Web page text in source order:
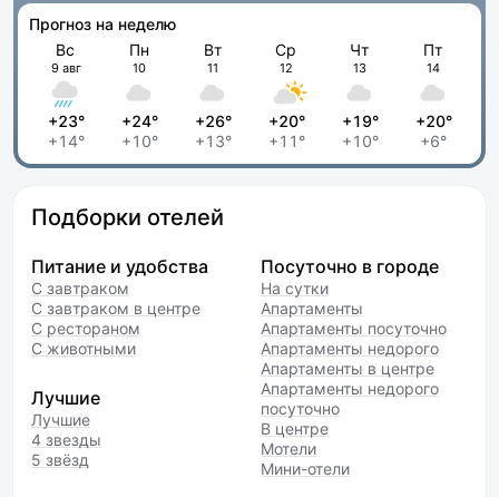
Прогноз на неделю
Вс
9 авг
+23°
+14°
Пн
10
+24°
+10°
Вт
11
+26°
+13°
Ср
12
+20°
+11°
Чт
13
+19°
+10°
Пт
14
+20°
+6°
Подборки отелей
Питание и удобства
С завтраком
С завтраком в центре
С рестораном
С животными
Лучшие
Лучшие
4 звезды
5 звёзд
Посуточно в городе
На сутки
Апартаменты
Апартаменты посуточно
Апартаменты недорого
Апартаменты в центре
Апартаменты недорого
посуточно
В центре
Мотели
Мини-отели